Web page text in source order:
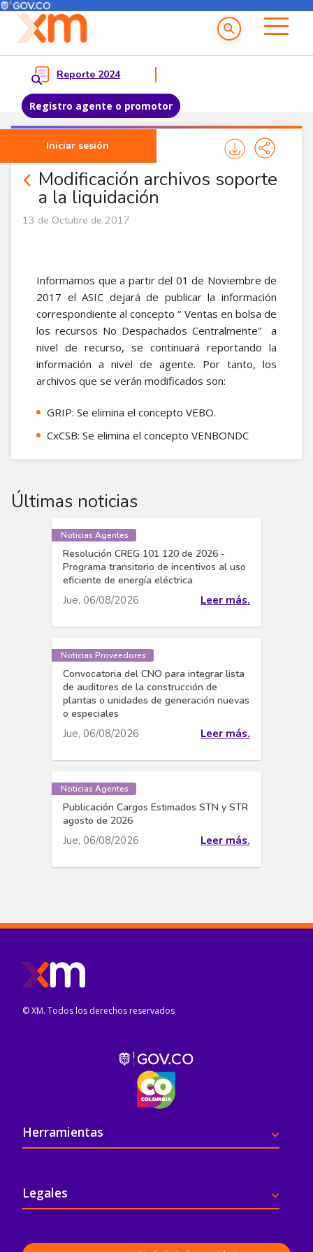
Pasar al contenido principal
Menú del Usuario
Reporte 2024
Registro agente o promotor
Iniciar sesión
Menu principal
Modificación archivos soporte
a la liquidación
Noticias Agentes
13 de Octubre de 2017
Informamos que a partir del 01 de Noviembre de
2017 el ASIC dejará de publicar la información
correspondiente al concepto “ Ventas en bolsa de
los recursos No Despachados Centralmente” a
nivel de recurso, se continuará reportando la
información a nivel de agente. Por tanto, los
archivos que se verán modificados son:
GRIP: Se elimina el concepto VEBO.
CxCSB: Se elimina el concepto VENBONDC
Últimas noticias
Noticias Agentes
Resolución CREG 101 120 de 2026 -
Programa transitorio de incentivos al uso
eficiente de energía eléctrica
Jue, 06/08/2026 Leer más.
Noticias Proveedores
Convocatoria del CNO para integrar lista
de auditores de la construcción de
plantas o unidades de generación nuevas
o especiales
Jue, 06/08/2026 Leer más.
Noticias Agentes
Publicación Cargos Estimados STN y STR
agosto de 2026
Jue, 06/08/2026 Leer más.
© XM. Todos los derechos reservados
Pie de página
Herramientas
Legales